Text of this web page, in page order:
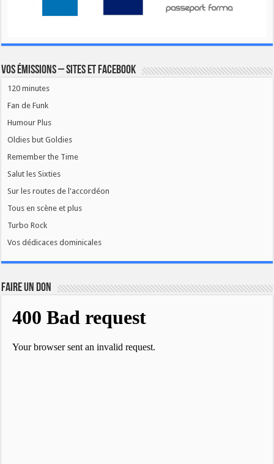
Vos émissions – Sites et Facebook
120 minutes
Fan de Funk
Humour Plus
Oldies but Goldies
Remember the Time
Salut les Sixties
Sur les routes de l'accordéon
Tous en scène et plus
Turbo Rock
Vos dédicaces dominicales
FAIRE UN DON